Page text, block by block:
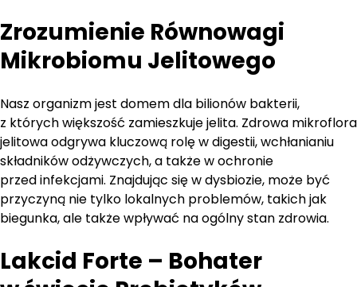
Zrozumienie Równowagi
Mikrobiomu Jelitowego
Nasz organizm jest domem dla bilionów bakterii,
z których większość zamieszkuje jelita. Zdrowa mikroflora
jelitowa odgrywa kluczową rolę w digestii, wchłanianiu
składników odżywczych, a także w ochronie
przed infekcjami. Znajdując się w dysbiozie, może być
przyczyną nie tylko lokalnych problemów, takich jak
biegunka, ale także wpływać na ogólny stan zdrowia.
Lakcid Forte – Bohater